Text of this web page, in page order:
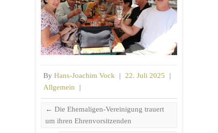
By Hans-Joachim Vock | 22. Juli 2025
|
Allgemein
|
← Die Ehemaligen-Vereinigung trauert
um ihren Ehrenvorsitzenden